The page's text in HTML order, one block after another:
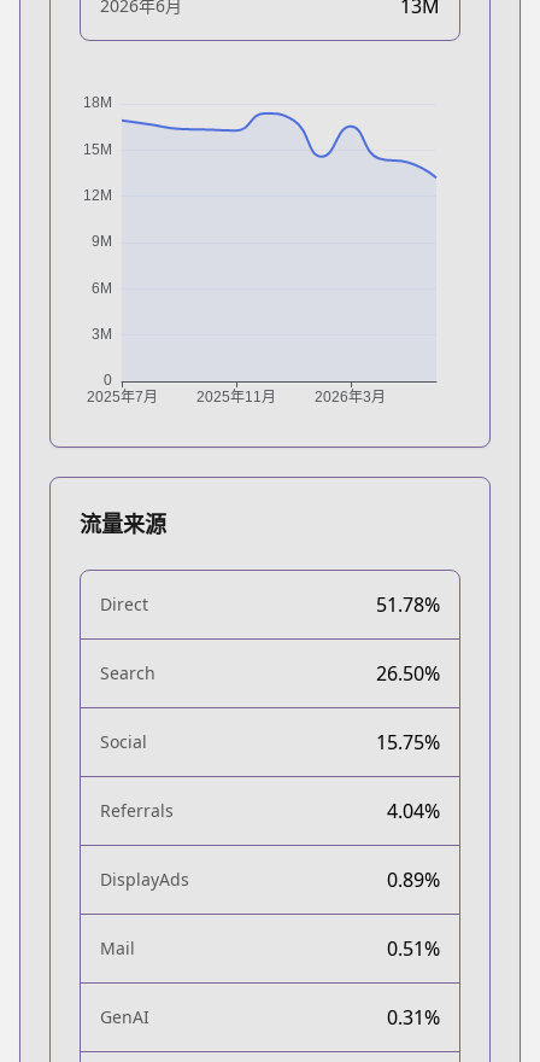
2026年6月 13M
流量来源
Direct 51.78%
Search 26.50%
Social 15.75%
Referrals 4.04%
DisplayAds 0.89%
Mail 0.51%
GenAI 0.31%